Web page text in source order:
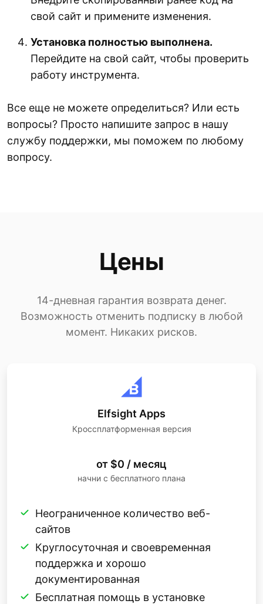
свой сайт и примените изменения.
Установка полностью выполнена.
Перейдите на свой сайт, чтобы проверить
работу инструмента.
Все еще не можете определиться? Или есть
вопросы? Просто напишите запрос в нашу
службу поддержки, мы поможем по любому
вопросу.
Цены
14-дневная гарантия возврата денег.
Возможность отменить подписку в любой
момент. Никаких рисков.
Elfsight Apps
Кроссплатформенная версия
от $0 / месяц
начни с бесплатного плана
Неограниченное количество веб-
сайтов
Круглосуточная и своевременная
поддержка и хорошо
документированная
Бесплатная помощь в установке